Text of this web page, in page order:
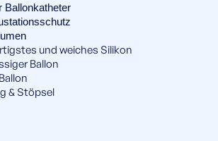
Ballonkatheter
und weiches Silikon
Ballon
& Stöpsel